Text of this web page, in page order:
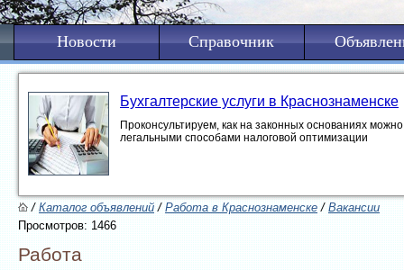
Новости Справочник
Бухгалтерские услуги в Краснознаменске
Проконсультируем, как на законных основаниях
легальными способами налоговой оптимизации
/Каталог объявлений/Работа в Краснознаменске/Вакансии
Просмотров: 1466
Работа